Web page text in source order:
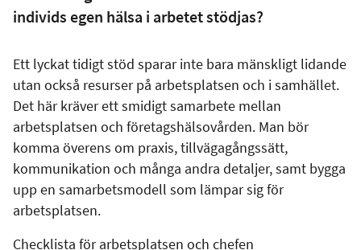
individs egen hälsa i arbetet stödjas?
Ett lyckat tidigt stöd sparar inte bara mänskligt lidande
utan också resurser på arbetsplatsen och i samhället.
Det här kräver ett smidigt samarbete mellan
arbetsplatsen och företagshälsovården. Man bör
komma överens om praxis, tillvägagångssätt,
kommunikation och många andra detaljer, samt bygga
upp en samarbetsmodell som lämpar sig för
arbetsplatsen.
Checklista för arbetsplatsen och chefen